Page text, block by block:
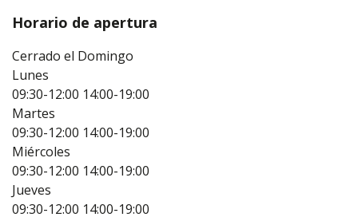
Horario de apertura
Cerrado el Domingo
Lunes
09:30-12:00 14:00-19:00
Martes
09:30-12:00 14:00-19:00
Miércoles
09:30-12:00 14:00-19:00
Jueves
09:30-12:00 14:00-19:00